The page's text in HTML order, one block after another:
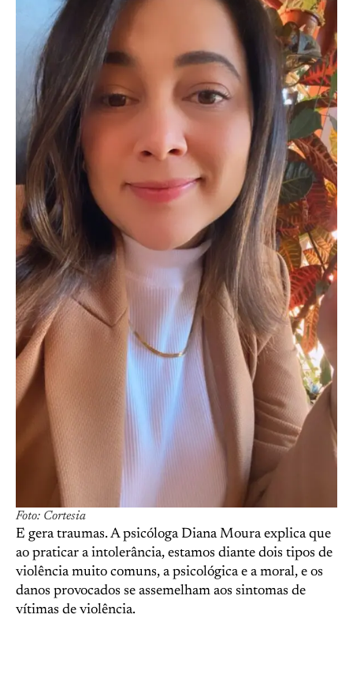
Foto: Cortesia
E gera traumas. A psicóloga Diana Moura explica que
ao praticar a intolerância, estamos diante dois tipos de
violência muito comuns, a psicológica e a moral, e os
danos provocados se assemelham aos sintomas de
vítimas de violência.